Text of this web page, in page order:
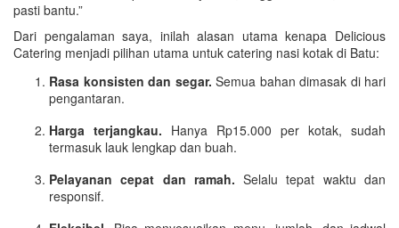
pasti bantu.”
Dari pengalaman saya, inilah alasan utama kenapa Delicious
Catering menjadi pilihan utama untuk catering nasi kotak di Batu:
Rasa konsisten dan segar. Semua bahan dimasak di hari
pengantaran.
Harga terjangkau. Hanya Rp15.000 per kotak, sudah
termasuk lauk lengkap dan buah.
Pelayanan cepat dan ramah. Selalu tepat waktu dan
responsif.